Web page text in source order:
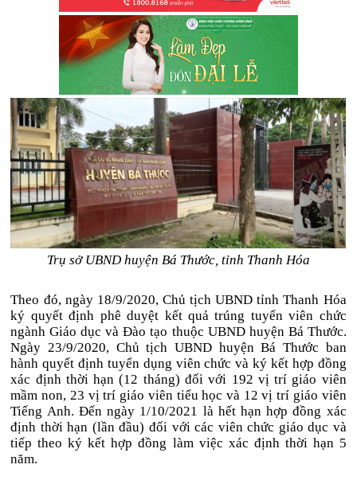
Trụ sở UBND huyện Bá Thước, tỉnh Thanh Hóa
Theo đó, ngày 18/9/2020, Chủ tịch UBND tỉnh Thanh Hóa
ký quyết định phê duyệt kết quả trúng tuyển viên chức
ngành Giáo dục và Đào tạo thuộc UBND huyện Bá Thước.
Ngày 23/9/2020, Chủ tịch UBND huyện Bá Thước ban
hành quyết định tuyển dụng viên chức và ký kết hợp đồng
xác định thời hạn (12 tháng) đối với 192 vị trí giáo viên
mầm non, 23 vị trí giáo viên tiểu học và 12 vị trí giáo viên
Tiếng Anh. Đến ngày 1/10/2021 là hết hạn hợp đồng xác
định thời hạn (lần đầu) đối với các viên chức giáo dục và
tiếp theo ký kết hợp đồng làm việc xác định thời hạn 5
năm.